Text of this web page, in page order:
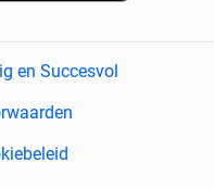
en Succesvol